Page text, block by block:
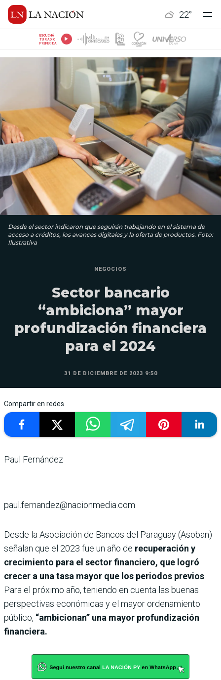
22°
ESCUCHÁ
TU RADIO
PREFERIDA
Desde el sector indicaron que seguirán trabajando en el sistema de
acceso a créditos, los avances digitales y la oferta de productos. Foto:
Ilustrativa
NEGOCIOS
Sector bancario
“ambiciona” mayor
profundización financiera
para el 2024
31 DE DICIEMBRE DE 2023 9:50
Compartir en redes
Paul Fernández
paul.fernandez@nacionmedia.com
Desde la Asociación de Bancos del Paraguay (Asoban)
señalan que el 2023 fue un año de recuperación y
crecimiento para el sector financiero, que logró
crecer a una tasa mayor que los periodos previos.
Para el próximo año, teniendo en cuenta las buenas
perspectivas económicas y el mayor ordenamiento
público, “ambicionan” una mayor profundización
financiera.